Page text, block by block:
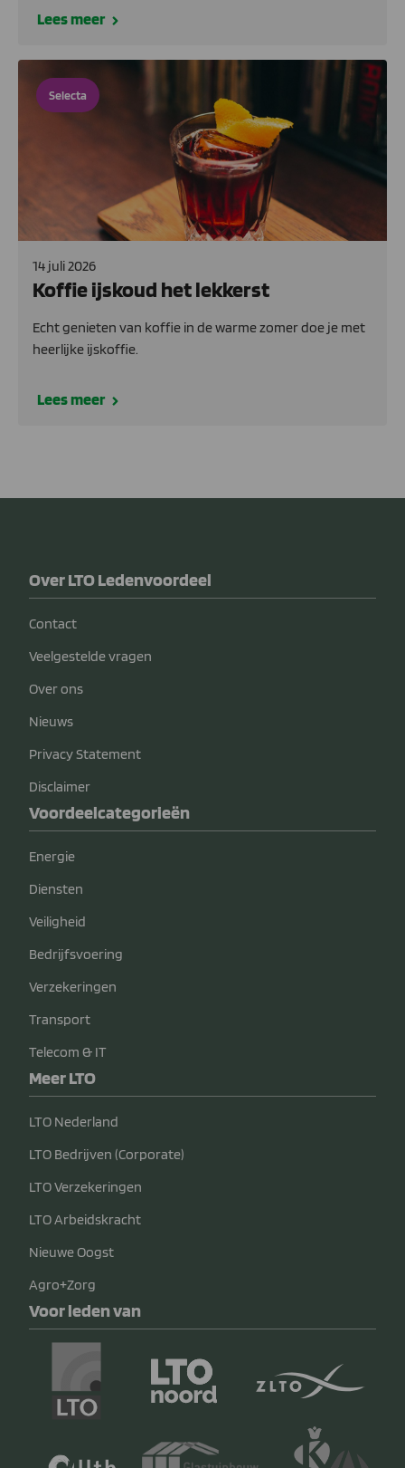
Lees meer
Selecta
14 juli 2026
Koffie ijskoud het lekkerst
Echt genieten van koffie in de warme zomer doe je met
heerlijke ijskoffie.
Lees meer
Over LTO Ledenvoordeel
Contact
Veelgestelde vragen
Over ons
Nieuws
Privacy Statement
Disclaimer
Voordeelcategorieën
Energie
Diensten
Veiligheid
Bedrijfsvoering
Verzekeringen
Transport
Telecom & IT
Meer LTO
LTO Nederland
LTO Bedrijven (Corporate)
LTO Verzekeringen
LTO Arbeidskracht
Nieuwe Oogst
Agro+Zorg
Voor leden van